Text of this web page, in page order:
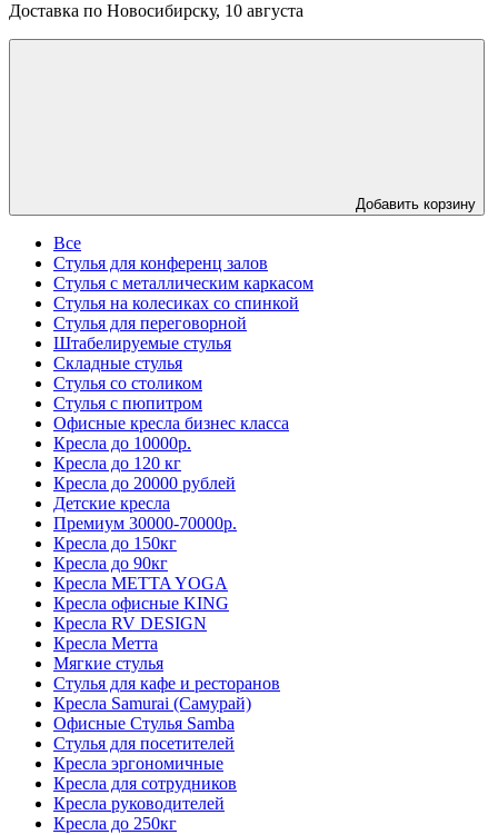
Доставка по Новосибирску, 10 августа
Добавить корзину
Все
Стулья для конференц залов
Стулья с металлическим каркасом
Стулья на колесиках со спинкой
Стулья для переговорной
Штабелируемые стулья
Складные стулья
Стулья со столиком
Стулья с пюпитром
Офисные кресла бизнес класса
Кресла до 10000р.
Кресла до 120 кг
Кресла до 20000 рублей
Детские кресла
Премиум 30000-70000р.
Кресла до 150кг
Кресла до 90кг
Кресла METTA YOGA
Кресла офисные KING
Кресла RV DESIGN
Кресла Метта
Мягкие стулья
Стулья для кафе и ресторанов
Кресла Samurai (Самурай)
Офисные Стулья Samba
Стулья для посетителей
Кресла эргономичные
Кресла для сотрудников
Кресла руководителей
Кресла до 250кг